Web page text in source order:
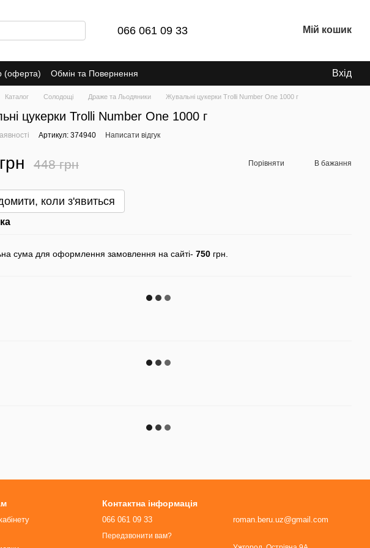
066 061 09 33 Мій кошик
(оферта) Обмін та Повернення Вхід
Каталог Солодощі Драже та Льодяники Жувальні цукерки Trolli Number One 1000 г
цукерки Trolli Number One 1000 г
Артикул: 374940 Написати відгук
448 грн Порівняти В бажання
коли з'явиться
сума для оформлення замовлення на сайті- 750 грн.
Контактна інформація
066 061 09 33
Передзвонити вам?
roman.beru.uz@gmail.com